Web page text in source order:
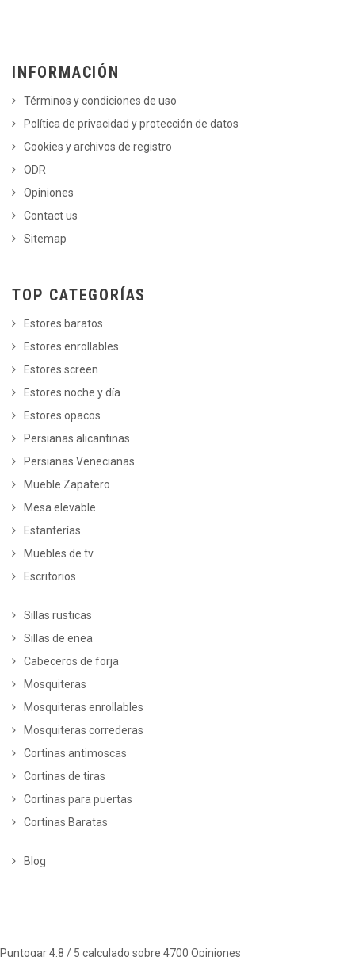
INFORMACIÓN
Términos y condiciones de uso
Política de privacidad y protección de datos
Cookies y archivos de registro
ODR
Opiniones
Contact us
Sitemap
TOP CATEGORÍAS
Estores baratos
Estores enrollables
Estores screen
Estores noche y día
Estores opacos
Persianas alicantinas
Persianas Venecianas
Mueble Zapatero
Mesa elevable
Estanterías
Muebles de tv
Escritorios
Sillas rusticas
Sillas de enea
Cabeceros de forja
Mosquiteras
Mosquiteras enrollables
Mosquiteras correderas
Cortinas antimoscas
Cortinas de tiras
Cortinas para puertas
Cortinas Baratas
Blog
Puntogar4.8 / 5 calculado sobre 4700 Opiniones